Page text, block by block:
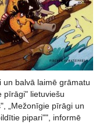
un balvā laimē grāmatu
pīrāgi" lietuviešu
„Mežonīgie pīrāgi un
pipari"", informē